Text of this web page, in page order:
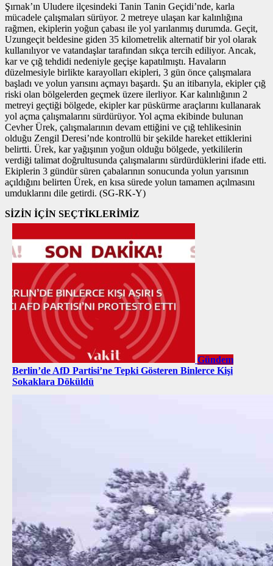
Şırnak’ın Uludere ilçesindeki Tanin Tanin Geçidi’nde, karla
mücadele çalışmaları sürüyor. 2 metreye ulaşan kar kalınlığına
rağmen, ekiplerin yoğun çabası ile yol yarılanmış durumda. Geçit,
Uzungeçit beldesine giden 35 kilometrelik alternatif bir yol olarak
kullanılıyor ve vatandaşlar tarafından sıkça tercih ediliyor. Ancak,
kar ve çığ tehdidi nedeniyle geçişe kapatılmıştı. Havaların
düzelmesiyle birlikte karayolları ekipleri, 3 gün önce çalışmalara
başladı ve yolun yarısını açmayı başardı. Şu an itibarıyla, ekipler çığ
riski olan bölgelerden geçmek üzere ilerliyor. Kar kalınlığının 2
metreyi geçtiği bölgede, ekipler kar püskürme araçlarını kullanarak
yol açma çalışmalarını sürdürüyor. Yol açma ekibinde bulunan
Cevher Ürek, çalışmalarının devam ettiğini ve çığ tehlikesinin
olduğu Zengil Deresi’nde kontrollü bir şekilde hareket ettiklerini
belirtti. Ürek, kar yağışının yoğun olduğu bölgede, yetkililerin
verdiği talimat doğrultusunda çalışmalarını sürdürdüklerini ifade etti.
Ekiplerin 3 gündür süren çabalarının sonucunda yolun yarısının
açıldığını belirten Ürek, en kısa sürede yolun tamamen açılmasını
umduklarını dile getirdi. (SG-RK-Y)
SİZİN İÇİN SEÇTİKLERİMİZ
Gündem
Berlin’de AfD Partisi’ne Tepki Gösteren Binlerce Kişi
Sokaklara Döküldü